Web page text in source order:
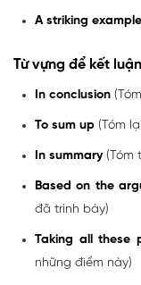
A striking
Từ vựng để kết luận
In conclusion
To sum up (Tóm
In summary(Tóm
Based on the
đã trình bày)
Taking all these
những điểm này)